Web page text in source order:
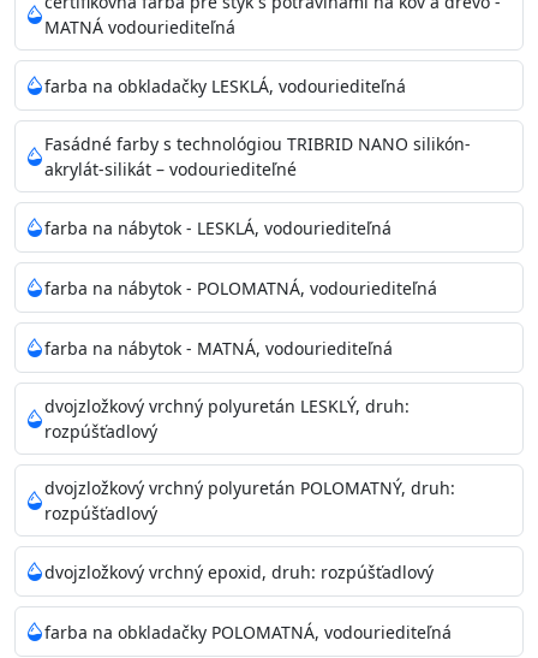
Skladovanie
48 mesiacov v orig. uzavretých obaloch medzi 5°C až
25°C
MATNÁ vodouriediteľná
farba na obkladačky LESKLÁ, vodouriediteľná
Fasádné farby s technológiou TRIBRID NANO silikón-
akrylát-silikát – vodouriediteľné
farba na nábytok - LESKLÁ, vodouriediteľná
farba na nábytok - POLOMATNÁ, vodouriediteľná
farba na nábytok - MATNÁ, vodouriediteľná
dvojzložkový vrchný polyuretán LESKLÝ, druh:
rozpúšťadlový
dvojzložkový vrchný polyuretán POLOMATNÝ, druh:
rozpúšťadlový
dvojzložkový vrchný epoxid, druh: rozpúšťadlový
farba na obkladačky POLOMATNÁ, vodouriediteľná